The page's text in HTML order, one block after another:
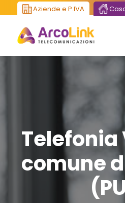
Aziende e P.IVA
Telefonia
comune